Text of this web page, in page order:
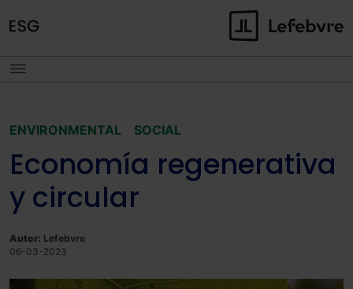
ENVIRONMENTAL SOCIAL
Economía regenerativa
y circular
Autor: Lefebvre
06-03-2023